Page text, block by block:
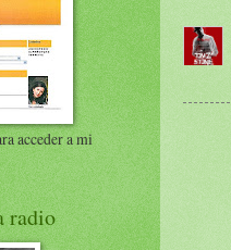
acceder a mi
radio